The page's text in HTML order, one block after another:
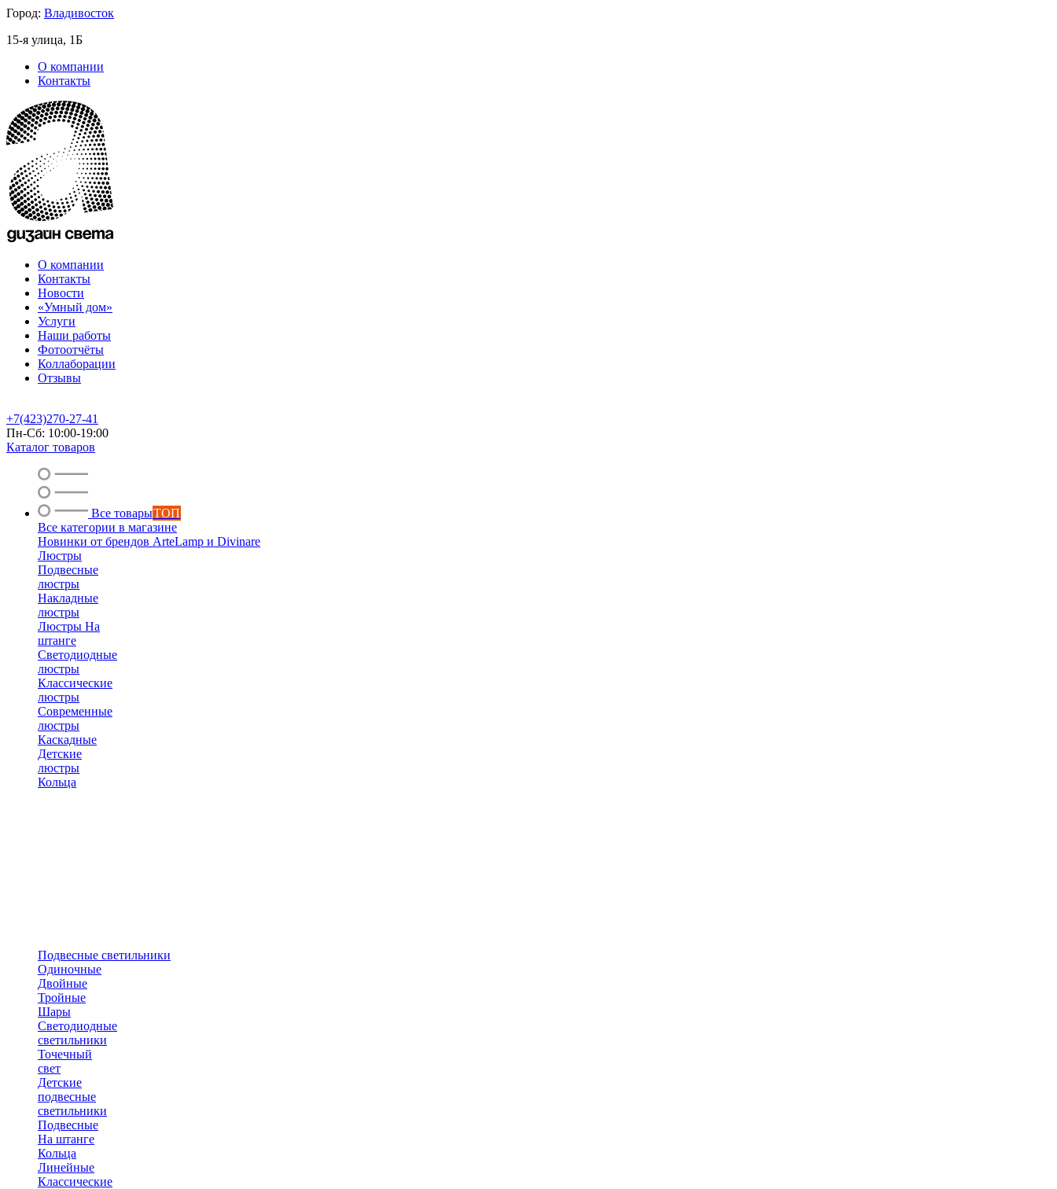
Город: Владивосток
15-я улица, 1Б
О компании
Контакты
О компании
Контакты
Новости
«Умный дом»
Услуги
Наши работы
Фотоотчёты
Коллаборации
Отзывы
+7(423)270-27-41
Пн-Сб: 10:00-19:00
Каталог товаров
Все товарыТОП
Все категории в магазине
Новинки от брендов ArteLamp и Divinare
Люстры
Подвесные
люстры
Накладные
люстры
Люстры На
штанге
Светодиодные
люстры
Классические
люстры
Современные
люстры
Каскадные
Детские
люстры
Кольца
Подвесные светильники
Одиночные
Двойные
Тройные
Шары
Светодиодные
светильники
Точечный
свет
Детские
подвесные
светильники
Подвесные
На штанге
Кольца
Линейные
Классические